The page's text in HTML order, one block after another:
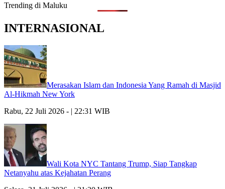
Trending di Maluku
INTERNASIONAL
Merasakan Islam dan Indonesia Yang Ramah di Masjid
Al-Hikmah New York
Rabu, 22 Juli 2026 - | 22:31 WIB
Wali Kota NYC Tantang Trump, Siap Tangkap
Netanyahu atas Kejahatan Perang